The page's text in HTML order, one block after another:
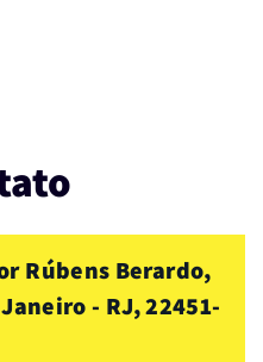
Rúbens Berardo,
- RJ, 22451-